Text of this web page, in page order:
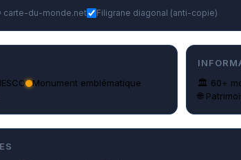
carte-du-monde.net Filigrane diagonal (anti-copie)
Monument emblématique
🏛️ 60+
🌐